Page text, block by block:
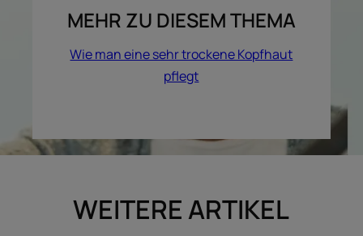
MEHR ZU DIESEM THEMA
Wie man eine sehr trockene Kopfhaut
pflegt
WEITERE ARTIKEL